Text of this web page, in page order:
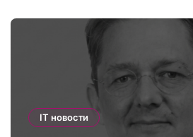
IT новости